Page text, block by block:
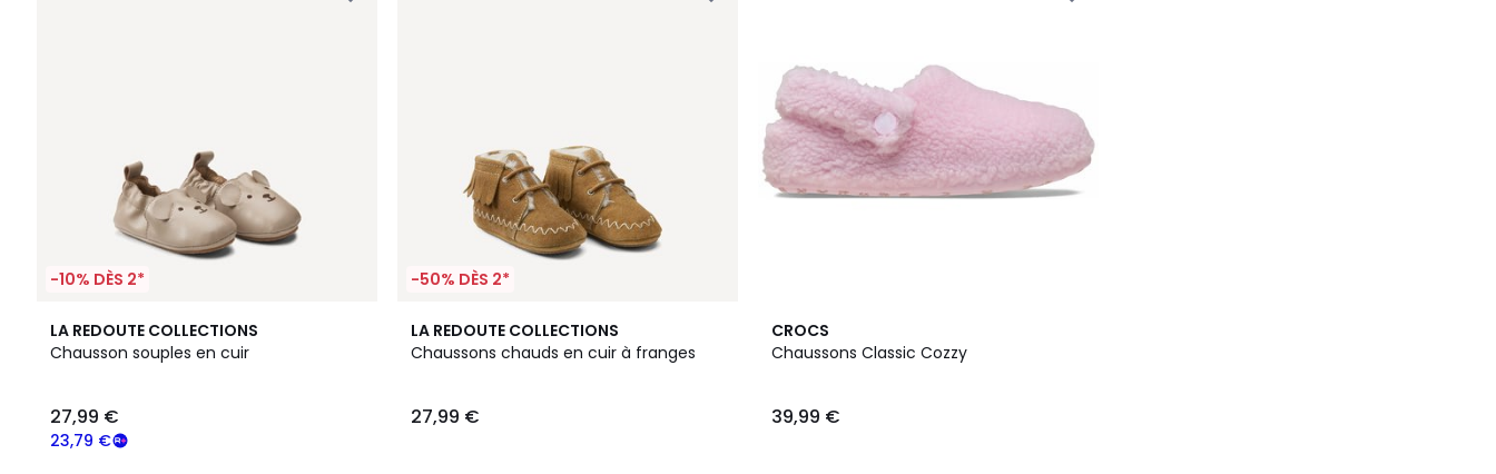
-10% DÈS 2*
LA REDOUTE COLLECTIONS
Chausson souples en cuir
23,79 €
27,99 €
5
/
-50% DÈS 2*
LA REDOUTE COLLECTIONS
Chaussons chauds en cuir à franges
27,99 €
CROCS
Chaussons Classic Cozzy
39,99 €